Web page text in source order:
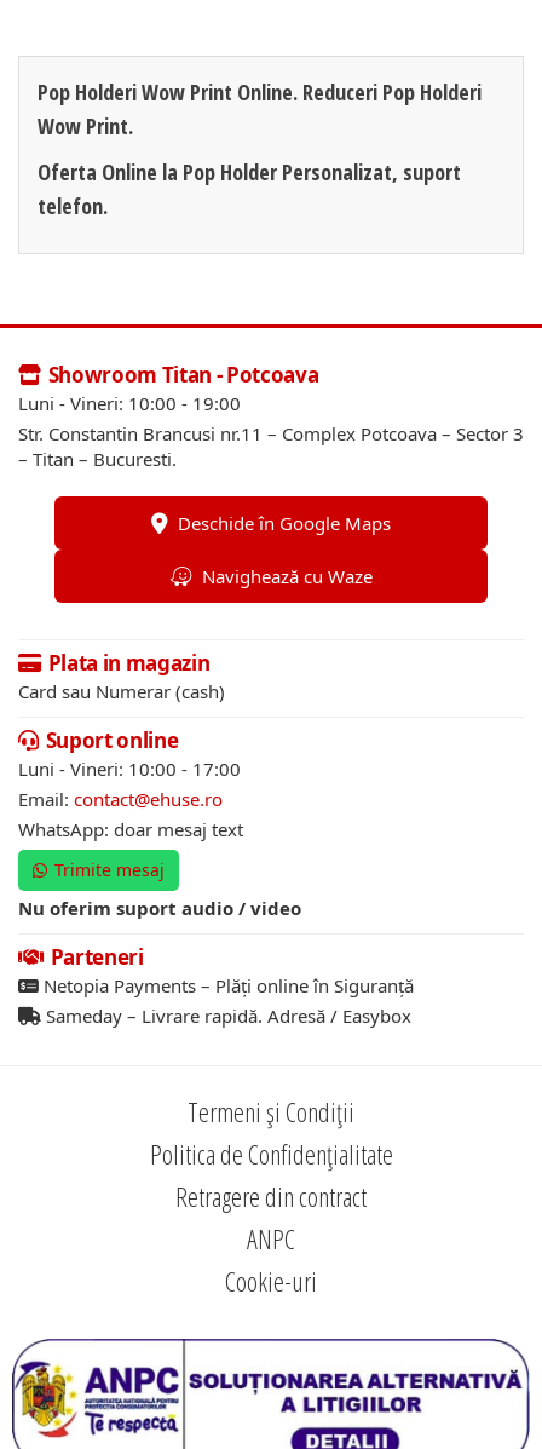
Pop Holderi Wow Print Online. Reduceri Pop Holderi
Wow Print.
Oferta Online la Pop Holder Personalizat, suport
telefon.
Showroom Titan - Potcoava
Luni - Vineri: 10:00 - 19:00
Str. Constantin Brancusi nr.11 – Complex Potcoava – Sector 3
– Titan – Bucuresti.
Deschide în Google Maps
Navighează cu Waze
Plata in magazin
Card sau Numerar (cash)
Suport online
Luni - Vineri: 10:00 - 17:00
Email: contact@ehuse.ro
WhatsApp: doar mesaj text
Trimite mesaj
Nu oferim suport audio / video
Parteneri
Netopia Payments – Plăți online în Siguranță
Sameday – Livrare rapidă. Adresă / Easybox
Termeni și Condiții
Politica de Confidențialitate
Retragere din contract
ANPC
Cookie-uri